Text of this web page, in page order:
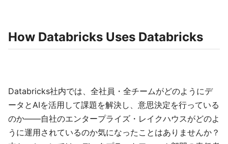
How Databricks Uses Databricks
Databricks社内では、全社員・全チームがどのようにデ
ータとAIを活用して課題を解決し、意思決定を行っている
のか——自社のエンタープライズ・レイクハウスがどのよ
うに運用されているのか気になったことはありませんか？